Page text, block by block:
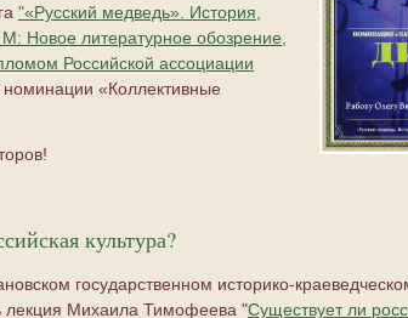
"«Русский медведь». История,
Новое литературное обозрение,
Российской ассоциации
номинации «Коллективные
культура?
государственном историко-
лекция Михаила Тимофеева "Существует ли